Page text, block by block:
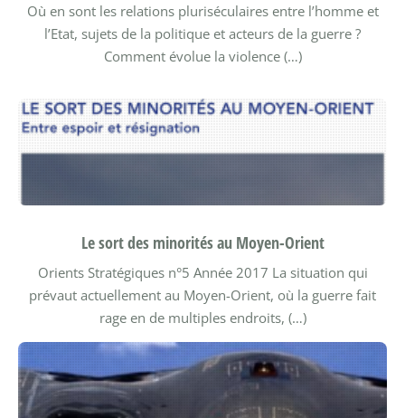
Où en sont les relations pluriséculaires entre l’homme et
l’Etat, sujets de la politique et acteurs de la guerre ?
Comment évolue la violence (…)
Le sort des minorités au Moyen-Orient
Orients Stratégiques n°5 Année 2017 La situation qui
prévaut actuellement au Moyen-Orient, où la guerre fait
rage en de multiples endroits, (…)